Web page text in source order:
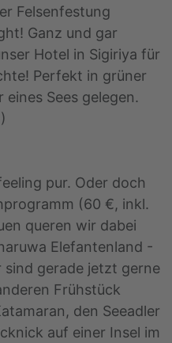
Felsenfestung
Ganz und gar
Hotel in Sigiriya für
Perfekt in grüner
Sees gelegen.
pur. Oder doch
(60 €, inkl.
queren wir dabei
Elefantenland -
sind gerade jetzt gerne
Frühstück
den Seeadler
auf einer Insel im